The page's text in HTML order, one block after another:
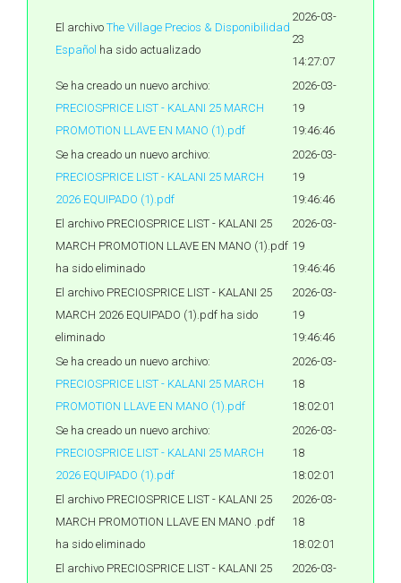
El archivo The Village Precios & Disponibilidad
Español ha sido actualizado
2026-03-
23
14:27:07
Se ha creado un nuevo archivo:
PRECIOSPRICE LIST - KALANI 25 MARCH
PROMOTION LLAVE EN MANO (1).pdf
2026-03-
19
19:46:46
Se ha creado un nuevo archivo:
PRECIOSPRICE LIST - KALANI 25 MARCH
2026 EQUIPADO (1).pdf
2026-03-
19
19:46:46
El archivo PRECIOSPRICE LIST - KALANI 25
MARCH PROMOTION LLAVE EN MANO (1).pdf
ha sido eliminado
2026-03-
19
19:46:46
El archivo PRECIOSPRICE LIST - KALANI 25
MARCH 2026 EQUIPADO (1).pdf ha sido
eliminado
2026-03-
19
19:46:46
Se ha creado un nuevo archivo:
PRECIOSPRICE LIST - KALANI 25 MARCH
PROMOTION LLAVE EN MANO (1).pdf
2026-03-
18
18:02:01
Se ha creado un nuevo archivo:
PRECIOSPRICE LIST - KALANI 25 MARCH
2026 EQUIPADO (1).pdf
2026-03-
18
18:02:01
El archivo PRECIOSPRICE LIST - KALANI 25
MARCH PROMOTION LLAVE EN MANO .pdf
ha sido eliminado
2026-03-
18
18:02:01
El archivo PRECIOSPRICE LIST - KALANI 25
2026-03-